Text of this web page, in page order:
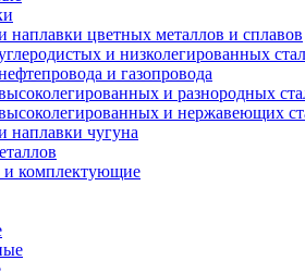
наплавки цветных металлов и сплавов
и низколегированных
и газопровода
и разнородных
и нержавеющих
наплавки чугуна
и комплектующие